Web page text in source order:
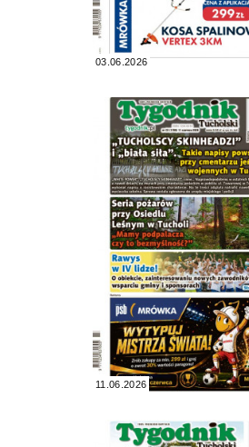
03.06.2026
11.06.2026